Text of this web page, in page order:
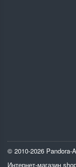
© 2010-2026 Pandora-
Интернет-магазин